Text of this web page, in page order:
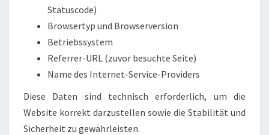
Statuscode)
Browsertyp und Browserversion
Betriebssystem
Referrer-URL (zuvor besuchte Seite)
Name des Internet-Service-Providers
Diese Daten sind technisch erforderlich, um die
Website korrekt darzustellen sowie die Stabilität und
Sicherheit zu gewährleisten.